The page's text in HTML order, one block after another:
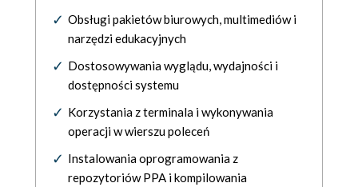
Obsługi pakietów biurowych, multimediów i
narzędzi edukacyjnych
Dostosowywania wyglądu, wydajności i
dostępności systemu
Korzystania z terminala i wykonywania
operacji w wierszu poleceń
Instalowania oprogramowania z
repozytoriów PPA i kompilowania